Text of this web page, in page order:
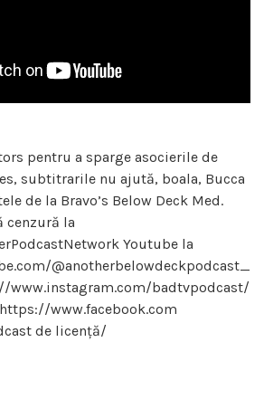
pentru a sparge asocierile de
subtitrarile nu ajută, boala, Bucca
de la Bravo’s Below Deck Med.
cenzură la
Youtube la
@anotherbelowdeckpodcast_
www.instagram.com/badtvpodcast/
www.facebook.com
de licență/